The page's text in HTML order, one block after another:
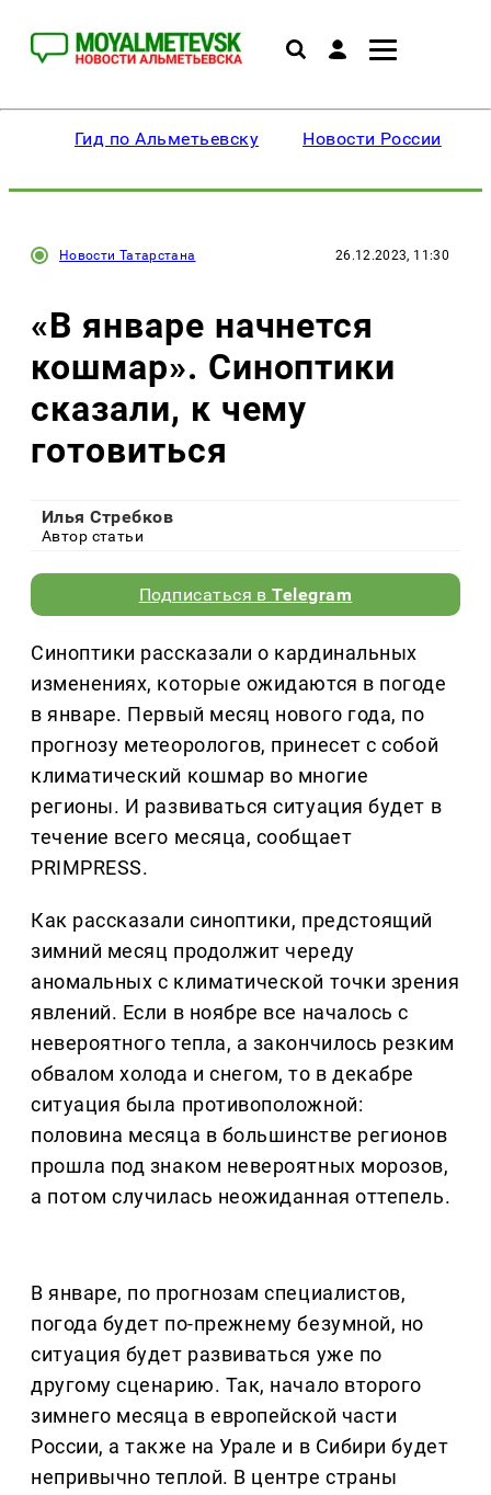
Гид по Альметьевску Новости России
Новости Татарстана 26.12.2023, 11:30
«В январе начнется
кошмар». Синоптики
сказали, к чему
готовиться
Илья Стребков
Автор статьи
Подписаться вTelegram
Синоптики рассказали о кардинальных
изменениях, которые ожидаются в погоде
в январе. Первый месяц нового года, по
прогнозу метеорологов, принесет с собой
климатический кошмар во многие
регионы. И развиваться ситуация будет в
течение всего месяца, сообщает
PRIMPRESS.
Как рассказали синоптики, предстоящий
зимний месяц продолжит череду
аномальных с климатической точки зрения
явлений. Если в ноябре все началось с
невероятного тепла, а закончилось резким
обвалом холода и снегом, то в декабре
ситуация была противоположной:
половина месяца в большинстве регионов
прошла под знаком невероятных морозов,
а потом случилась неожиданная оттепель.
В январе, по прогнозам специалистов,
погода будет по-прежнему безумной, но
ситуация будет развиваться уже по
другому сценарию. Так, начало второго
зимнего месяца в европейской части
России, а также на Урале и в Сибири будет
непривычно теплой. В центре страны